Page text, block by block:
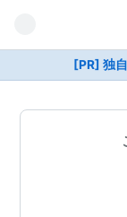
[PR] 独